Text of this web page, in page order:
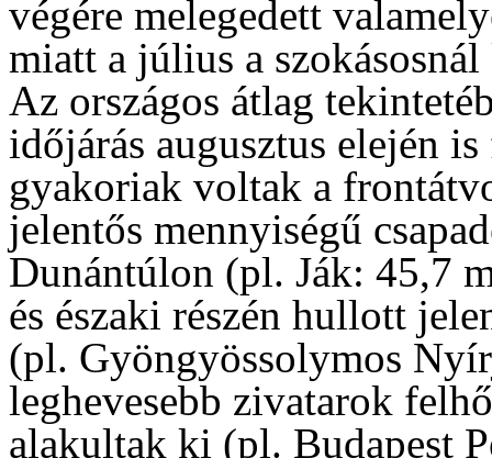
végére melegedett
miatt a július a
Az országos átlag
időjárás augusztus elején
gyakoriak voltak a
jelentős mennyiségű
Dunántúlon (pl. Ják: 45,7
és északi részén hullott
(pl. Gyöngyössolymos
leghevesebb zivatarok
alakultak ki (pl. Budapest